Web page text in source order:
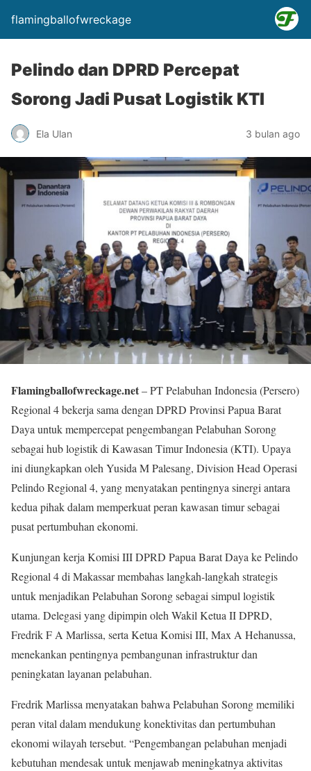
flamingballofwreckage
Pelindo dan DPRD Percepat
Sorong Jadi Pusat Logistik KTI
Ela Ulan 3 bulan ago
Flamingballofwreckage.net– PT Pelabuhan Indonesia (Persero)
Regional 4 bekerja sama dengan DPRD Provinsi Papua Barat
Daya untuk mempercepat pengembangan Pelabuhan Sorong
sebagai hub logistik di Kawasan Timur Indonesia (KTI). Upaya
ini diungkapkan oleh Yusida M Palesang, Division Head Operasi
Pelindo Regional 4, yang menyatakan pentingnya sinergi antara
kedua pihak dalam memperkuat peran kawasan timur sebagai
pusat pertumbuhan ekonomi.
Kunjungan kerja Komisi III DPRD Papua Barat Daya ke Pelindo
Regional 4 di Makassar membahas langkah-langkah strategis
untuk menjadikan Pelabuhan Sorong sebagai simpul logistik
utama. Delegasi yang dipimpin oleh Wakil Ketua II DPRD,
Fredrik F A Marlissa, serta Ketua Komisi III, Max A Hehanussa,
menekankan pentingnya pembangunan infrastruktur dan
peningkatan layanan pelabuhan.
Fredrik Marlissa menyatakan bahwa Pelabuhan Sorong memiliki
peran vital dalam mendukung konektivitas dan pertumbuhan
ekonomi wilayah tersebut. “Pengembangan pelabuhan menjadi
kebutuhan mendesak untuk menjawab meningkatnya aktivitas